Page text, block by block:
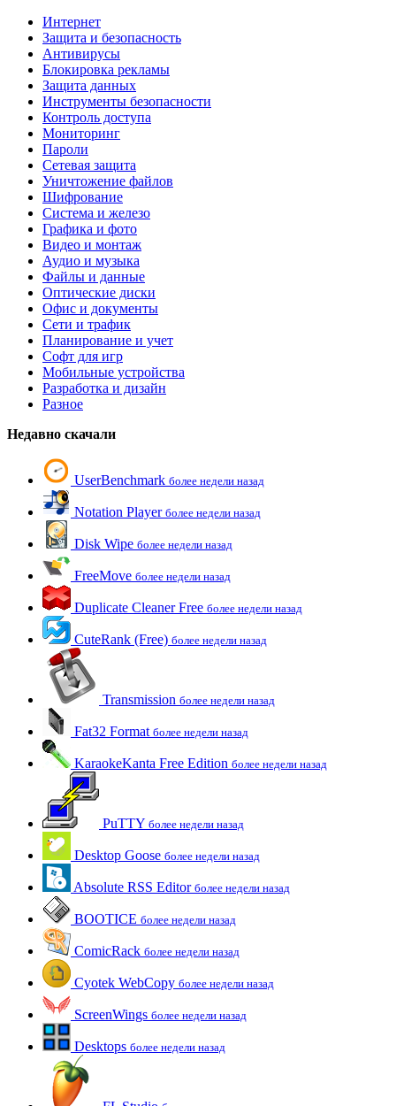
Интернет
Защита и безопасность
Антивирусы
Блокировка рекламы
Защита данных
Инструменты безопасности
Контроль доступа
Мониторинг
Пароли
Сетевая защита
Уничтожение файлов
Шифрование
Система и железо
Графика и фото
Видео и монтаж
Аудио и музыка
Файлы и данные
Оптические диски
Офис и документы
Сети и трафик
Планирование и учет
Софт для игр
Мобильные устройства
Разработка и дизайн
Разное
Недавно скачали
UserBenchmark более недели назад
Notation Player более недели назад
Disk Wipe более недели назад
FreeMove более недели назад
Duplicate Cleaner Free более недели назад
CuteRank (Free) более недели назад
Transmission более недели назад
Fat32 Format более недели назад
KaraokeKanta Free Edition более недели назад
PuTTY более недели назад
Desktop Goose более недели назад
Absolute RSS Editor более недели назад
BOOTICE более недели назад
ComicRack более недели назад
Cyotek WebCopy более недели назад
ScreenWings более недели назад
Desktops более недели назад